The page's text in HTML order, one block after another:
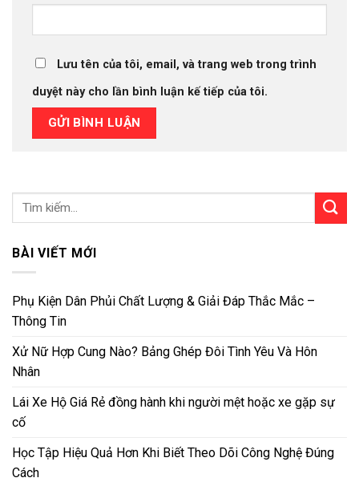
Lưu tên của tôi, email, và trang web trong trình
duyệt này cho lần bình luận kế tiếp của tôi.
BÀI VIẾT MỚI
Phụ Kiện Dân Phủi Chất Lượng & Giải Đáp Thắc Mắc –
Thông Tin
Xử Nữ Hợp Cung Nào? Bảng Ghép Đôi Tình Yêu Và Hôn
Nhân
Lái Xe Hộ Giá Rẻ đồng hành khi người mệt hoặc xe gặp sự
cố
Học Tập Hiệu Quả Hơn Khi Biết Theo Dõi Công Nghệ Đúng
Cách